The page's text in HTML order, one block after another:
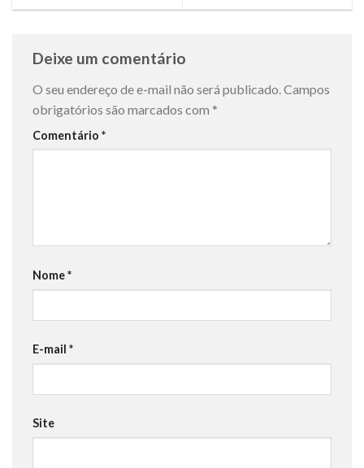
Deixe um comentário
O seu endereço de e-mail não será publicado. Campos
obrigatórios são marcados com *
Comentário *
Nome*
E-mail *
Site